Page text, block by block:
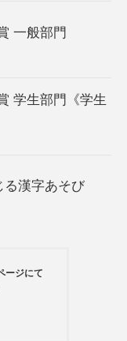
一般部門
学生部門《学生
る漢字あそび
ージにて